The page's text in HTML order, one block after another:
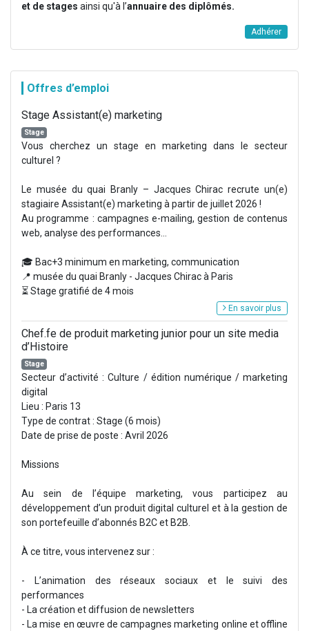
et de stages ainsi qu'à l’annuaire des diplômés.
Adhérer
Offres d’emploi
Stage Assistant(e) marketing
Stage
Vous cherchez un stage en marketing dans le secteur
culturel ?
Le musée du quai Branly – Jacques Chirac recrute un(e)
stagiaire Assistant(e) marketing à partir de juillet 2026 !
Au programme : campagnes e-mailing, gestion de contenus
web, analyse des performances...
🎓 Bac+3 minimum en marketing, communication
📍 musée du quai Branly - Jacques Chirac à Paris
⏳ Stage gratifié de 4 mois
En savoir plus
Chef.fe de produit marketing junior pour un site media
d’Histoire
Stage
Secteur d’activité : Culture / édition numérique / marketing
digital
Lieu : Paris 13
Type de contrat : Stage (6 mois)
Date de prise de poste : Avril 2026
Missions
Au sein de l’équipe marketing, vous participez au
développement d’un produit digital culturel et à la gestion de
son portefeuille d’abonnés B2C et B2B.
À ce titre, vous intervenez sur :
- L’animation des réseaux sociaux et le suivi des
performances
- La création et diffusion de newsletters
- La mise en œuvre de campagnes marketing online et offline